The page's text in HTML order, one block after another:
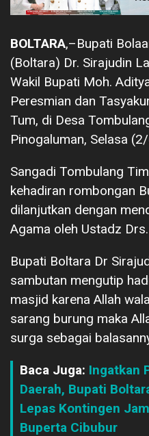
BOLTARA,–Bupati
(Boltara) Dr. Sirajudin
Wakil Bupati Moh.
Peresmian dan
Tum, di Desa
Pinogaluman, Selasa
Sangadi Tombulang
kehadiran rombongan
dilanjutkan dengan
Agama oleh Ustadz
Bupati Boltara Dr
sambutan mengutip
masjid karena Allah
sarang burung maka
surga sebagai
Baca Juga: Ingatkan
Daerah, Bupati
Lepas Kontingen
Buperta Cibubur